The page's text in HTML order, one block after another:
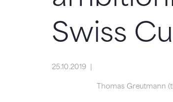
Swiss
25.10.2019
Thomas Greutmann